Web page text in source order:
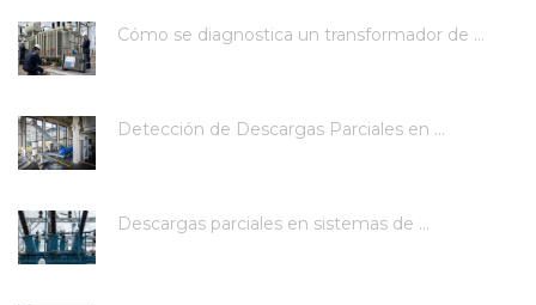
Cómo se diagnostica un transformador de ...
Detección de Descargas Parciales en ...
Descargas parciales en sistemas de ...